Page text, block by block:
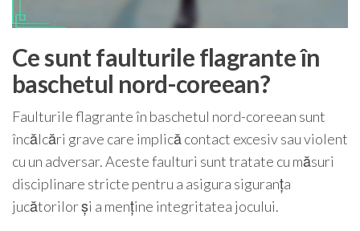
Ce sunt faulturile flagrante în
baschetul nord-coreean?
Faulturile flagrante în baschetul nord-coreean sunt
încălcări grave care implică contact excesiv sau violent
cu un adversar. Aceste faulturi sunt tratate cu măsuri
disciplinare stricte pentru a asigura siguranța
jucătorilor și a menține integritatea jocului.